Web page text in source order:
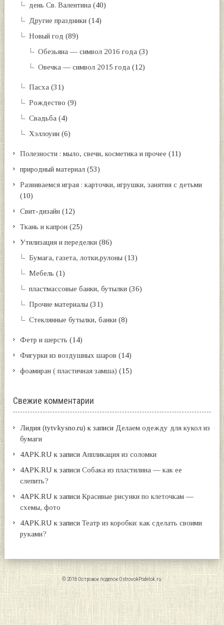
день Св. Валентина (40)
Другие праздники (14)
Новый год (89)
Обезьяна — символ 2016 года (3)
Овечка — символ 2015 года (12)
Пасха (31)
Рождество (9)
Свадьба (4)
Хэллоуин (6)
Полезности : мыло, свечи, косметика и прочее (11)
природный материал (53)
Развиваемся играя : карточки, игрушки, занятия с детьми
(10)
Свит-дизайн (12)
Ткань и капрон (25)
Утилизация и переделки (86)
Бумага, газета, лотки,рулоны (13)
Мебель (1)
пластмассовые банки, бутылки (36)
Прочие материалы (31)
Стеклянные бутылки, банки (8)
Фетр и шерсть (14)
Фигурки из воздушных шаров (14)
фоамиран ( пластичная замша) (15)
Свежие комментарии
Лидия (tytvkysno.ru) к записи Делаем одежду для кукол из
бумаги
4APK.RU к записи Аппликация из соломки
4APK.RU к записиСобака из пластилина — как ее
слепить?
4APK.RU к записиКрасивые рисунки по клеточкам —
схемы, фото
4APK.RU к записиТеатр из коробки: как сделать своими
руками?
© 2018 Островок поделокOstrovokPodelok.ru